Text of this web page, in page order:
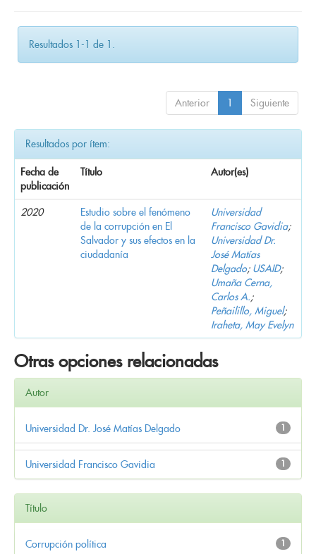
Resultados 1-1 de 1.
Anterior 1 Siguiente
Resultados por ítem:
Fecha de
publicación
Título Autor(es)
2020
Estudio sobre el fenómeno
de la corrupción en El
Salvador y sus efectos en la
ciudadanía
Universidad
Francisco Gavidia;
Universidad Dr.
José Matías
Delgado; USAID;
Umaña Cerna,
Carlos A.;
Peñailillo, Miguel;
Iraheta, May Evelyn
Otras opciones relacionadas
Autor
1
Universidad Dr. José Matías Delgado
1
Universidad Francisco Gavidia
Título
1
Corrupción política